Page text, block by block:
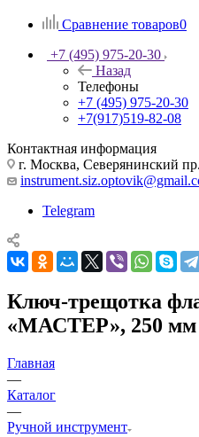
Сравнение товаров0
+7 (495) 975-20-30
Назад
Телефоны
+7 (495) 975-20-30
+7(917)519-82-08
Контактная информация
г. Москва, Северянинский
Telegram
Ключ-трещотка
«МАСТЕР», 250 мм
Главная
—
Каталог
—
Ручной инструмент